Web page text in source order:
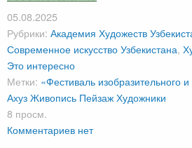
05.08.2025
Рубрики: Академия Художеств
Современное искусство Узбекистана,
Это интересно
Метки: «Фестиваль изобразительного
АхузЖивопись ПейзажХудожники
8 просм.
Комментариев нет